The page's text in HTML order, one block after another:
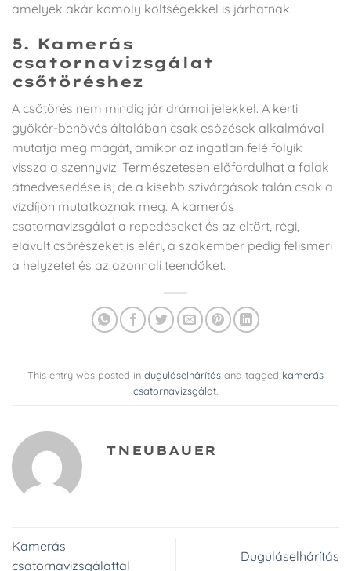
amelyek akár komoly költségekkel is járhatnak.
5. Kamerás
csatornavizsgálat
csőtöréshez
A csőtörés nem mindig jár drámai jelekkel. A kerti
gyökér-benövés általában csak esőzések alkalmával
mutatja meg magát, amikor az ingatlan felé folyik
vissza a szennyvíz. Természetesen előfordulhat a falak
átnedvesedése is, de a kisebb szivárgások talán csak a
vízdíjon mutatkoznak meg. A kamerás
csatornavizsgálat a repedéseket és az eltört, régi,
elavult csőrészeket is eléri, a szakember pedig felismeri
a helyzetet és az azonnali teendőket.
This entry was posted in duguláselhárítás and tagged kamerás
csatornavizsgálat.
TNEUBAUER
Kamerás
csatornavizsgálattal
Duguláselhárítás